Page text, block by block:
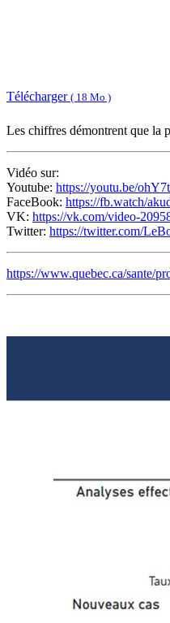
Télécharger ( 18 Mo )
Les chiffres démontrent que la
Vidéo sur:
Youtube: https://youtu.be/
FaceBook: https://fb.watch/
VK: https://vk.com/video-
Twitter: https://twitter.com/
https://www.quebec.ca/sante/